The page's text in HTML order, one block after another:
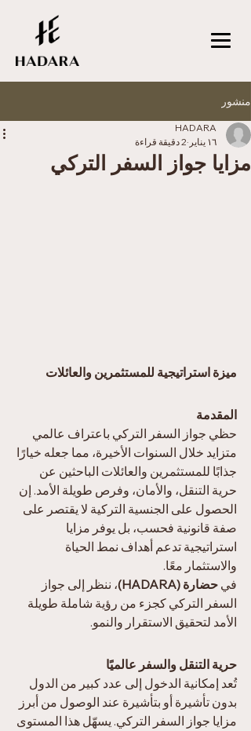
منشور
مزايا جواز السفر التركي
HADARA
١٦ يناير
2 دقيقة قراءة
ميزة استراتيجية للمستثمرين والعائلات
المقدمة
حظي جواز السفر التركي باعتراف عالمي
متزايد خلال السنوات الأخيرة، مما جعله خيارًا
جذابًا للمستثمرين والعائلات الباحثين عن
حرية التنقل، والأمان، وفرص طويلة الأمد. إن
الحصول على الجنسية التركية لا يقتصر على
صفة قانونية فحسب، بل يوفر مزايا
استراتيجية تدعم أهداف نمط الحياة
والاستثمار معًا.
في حضارة (HADARA)
، ننظر إلى جواز
السفر التركي كجزء من رؤية شاملة طويلة
الأمد لتحقيق الاستقرار والنمو.
حرية التنقل والسفر عالميًا
تُعد إمكانية الدخول إلى عدد كبير من الدول
بدون تأشيرة أو بتأشيرة عند الوصول من أبرز
مزايا جواز السفر التركي. يسهّل هذا المستوى